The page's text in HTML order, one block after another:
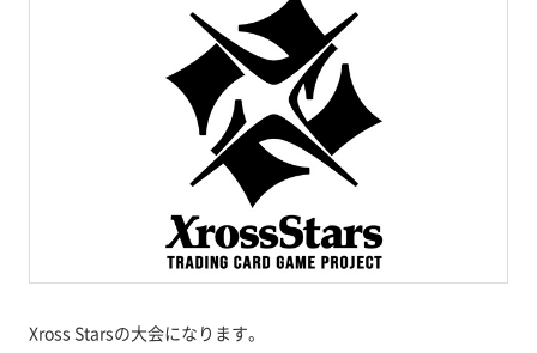
Xross Starsの大会になります。